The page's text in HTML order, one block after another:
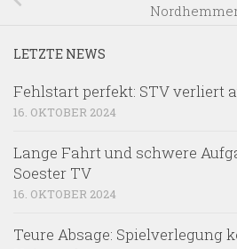
LETZTE NEWS
Fehlstart perfekt: STV verliert
16. OKTOBER 2024
Lange Fahrt und schwere
Soester TV
16. OKTOBER 2024
Teure Absage: Spielverlegung